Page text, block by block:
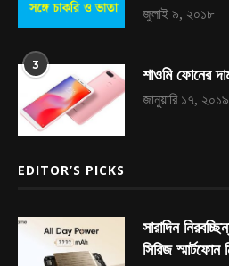
জুলাই ৯, ২০১৮
3
শাওমি ফোনের
জানুয়ারি ১৭, ২০১৯
EDITOR’S PICKS
সারাদিন
সিরিজ